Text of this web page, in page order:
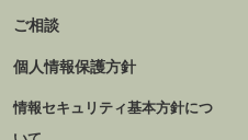
ご相談
個人情報保護方針
情報セキュリティ基本方針につ